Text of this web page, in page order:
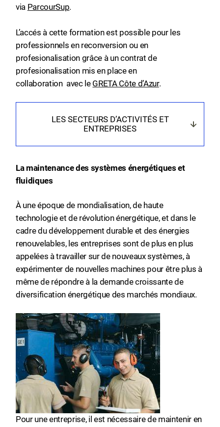
via ParcourSup.
L’accés à cette formation est possible pour les
professionnels en reconversion ou en
profesionalisation grâce à un contrat de
profesionalisation mis en place en
collaboration avec le GRETA Côte d’Azur.
LES SECTEURS D’ACTIVITÉS ET
ENTREPRISES
La maintenance des systèmes énergétiques et
fluidiques
À une époque de mondialisation, de haute
technologie et de révolution énergétique, et dans le
cadre du développement durable et des énergies
renouvelables, les entreprises sont de plus en plus
appelées à travailler sur de nouveaux systèmes, à
expérimenter de nouvelles machines pour être plus à
même de répondre à la demande croissante de
diversification énergétique des marchés mondiaux.
Pour une entreprise, il est nécessaire de maintenir en